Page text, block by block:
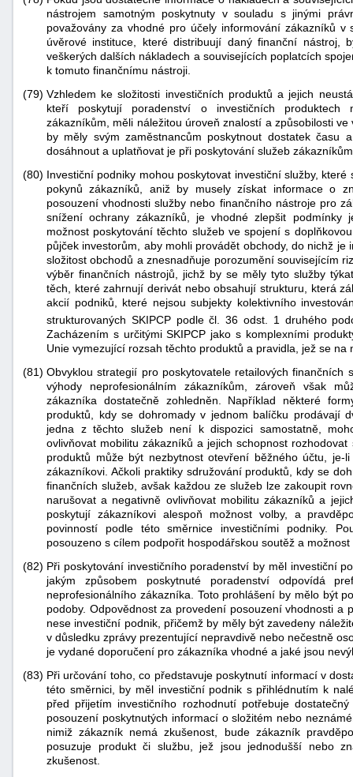
nástrojem samotným poskytnuty v souladu s jinými
považovány za vhodné pro účely informování zákazníků
úvěrové instituce, které distribuují daný finanční nástroj,
veškerých dalších nákladech a souvisejících poplatcích
k tomuto finančnímu nástroji.
(79) Vzhledem ke složitosti investičních produktů a jejich
kteří poskytují poradenství o investičních produktech
zákazníkům, měli náležitou úroveň znalostí a způsobilosti
by měly svým zaměstnancům poskytnout dostatek času
dosáhnout a uplatňovat je při poskytování služeb
(80) Investiční podniky mohou poskytovat investiční služby,
pokynů zákazníků, aniž by musely získat informace o
posouzení vhodnosti služby nebo finančního nástroje pro
snížení ochrany zákazníků, je vhodné zlepšit podmínky
možnost poskytování těchto služeb ve spojení s
půjček investorům, aby mohli provádět obchody, do nichž
složitost obchodů a znesnadňuje porozumění souvisejícím
výběr finančních nástrojů, jichž by se měly tyto služby
těch, které zahrnují derivát nebo obsahují strukturu, která
akcií podniků, které nejsou subjekty kolektivního
strukturovaných SKIPCP podle čl. 36 odst. 1 druhého
Zacházením s určitými SKIPCP jako s komplexními
Unie vymezující rozsah těchto produktů a pravidla, jež se na
(81) Obvyklou strategií pro poskytovatele retailových
výhody neprofesionálním zákazníkům, zároveň však
zákazníka dostatečně zohledněn. Například některé
produktů, kdy se dohromady v jednom balíčku prodávají
jedna z těchto služeb není k dispozici samostatně,
ovlivňovat mobilitu zákazníků a jejich schopnost
produktů může být nezbytnost otevření běžného účtu, je-
zákazníkovi. Ačkoli praktiky sdružování produktů, kdy se
finančních služeb, avšak každou ze služeb lze zakoupit
narušovat a negativně ovlivňovat mobilitu zákazníků a
poskytují zákazníkovi alespoň možnost volby, a
povinností podle této směrnice investičními podniky.
posouzeno s cílem podpořit hospodářskou soutěž a
(82) Při poskytování investičního poradenství by měl investiční
jakým způsobem poskytnuté poradenství odpovídá
neprofesionálního zákazníka. Toto prohlášení by mělo být
podoby. Odpovědnost za provedení posouzení vhodnosti a
nese investiční podnik, přičemž by měly být zavedeny
v důsledku zprávy prezentující nepravdivě nebo nečestně
je vydané doporučení pro zákazníka vhodné a jaké jsou
(83) Při určování toho, co představuje poskytnutí informací v
této směrnici, by měl investiční podnik s přihlédnutím k
před přijetím investičního rozhodnutí potřebuje
posouzení poskytnutých informací o složitém nebo
nimiž zákazník nemá zkušenost, bude zákazník
posuzuje produkt či službu, jež jsou jednodušší nebo
zkušenost.